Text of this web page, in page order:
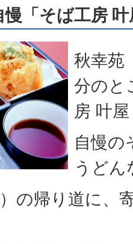
「そば工房 叶
秋幸苑
分のと
房 叶
自慢の
うど
の帰り道に、